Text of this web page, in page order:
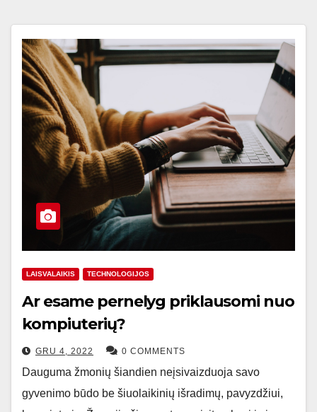
LAISVALAIKIS TECHNOLOGIJOS
Ar esame pernelyg priklausomi nuo
kompiuterių?
GRU 4, 2022 0 COMMENTS
Dauguma žmonių šiandien neįsivaizduoja savo
gyvenimo būdo be šiuolaikinių išradimų, pavyzdžiui,